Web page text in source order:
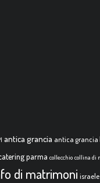
antica grancia antica grancia
parma collecchio collina di
di matrimoni israele